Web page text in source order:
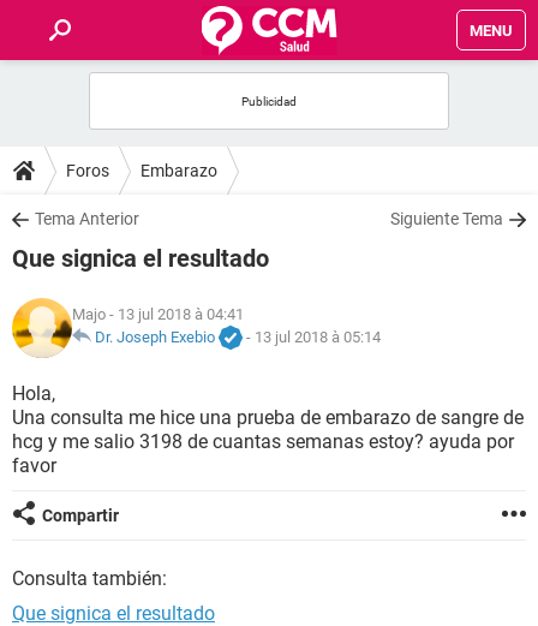
MENU
FORUMS
SALUD
FAMILIA
NUTRICIÓN
BIENESTAR
SEXUALIDAD
GLOSARIO
Foros Embarazo
Tema Anterior Siguiente Tema
Que signica el resultado
Majo - 13 jul 2018 à 04:41
Dr. Joseph Exebio
- 13 jul 2018 à 05:14
Hola,
Una consulta me hice una prueba de embarazo de sangre de
hcg y me salio 3198 de cuantas semanas estoy? ayuda por
favor
Compartir
Consulta también:
Que signica el resultado